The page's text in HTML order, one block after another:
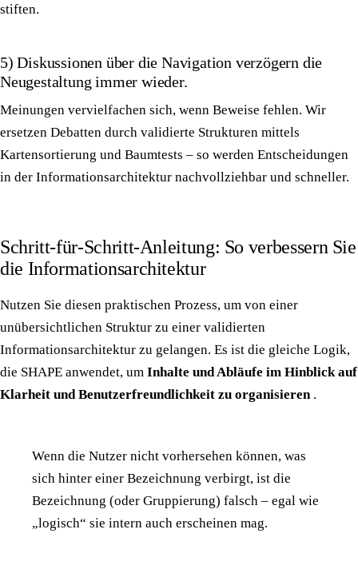
stiften.
5) Diskussionen über die Navigation verzögern die
Neugestaltung immer wieder.
Meinungen vervielfachen sich, wenn Beweise fehlen. Wir
ersetzen Debatten durch validierte Strukturen mittels
Kartensortierung und Baumtests – so werden Entscheidungen
in der Informationsarchitektur nachvollziehbar und schneller.
Schritt-für-Schritt-Anleitung: So verbessern Sie
die Informationsarchitektur
Nutzen Sie diesen praktischen Prozess, um von einer
unübersichtlichen Struktur zu einer validierten
Informationsarchitektur zu gelangen. Es ist die gleiche Logik,
die SHAPE anwendet, um Inhalte und Abläufe im Hinblick auf
Klarheit und Benutzerfreundlichkeit zu organisieren .
Wenn die Nutzer nicht vorhersehen können, was
sich hinter einer Bezeichnung verbirgt, ist die
Bezeichnung (oder Gruppierung) falsch – egal wie
„logisch“ sie intern auch erscheinen mag.